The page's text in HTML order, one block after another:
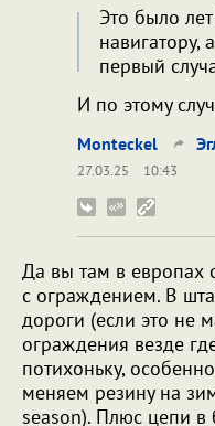
Это было
навигатору,
первый
И по этому
Monteckel
27.03.25
10:43
Да вы там в европах
с ограждением. В
дороги (если это не
ограждения везде
потихоньку,
меняем резину на
season). Плюс цепи в